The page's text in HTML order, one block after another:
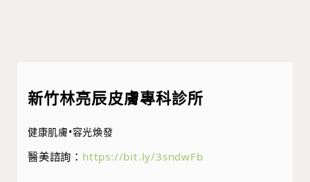
新竹林亮辰皮膚專科診所
健康肌膚•容光煥發
醫美諮詢： https://bit.ly/3sndwFb